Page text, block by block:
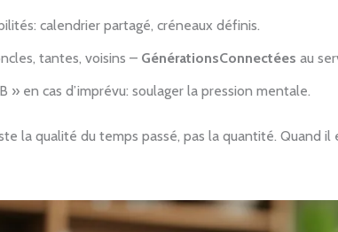
calendrier partagé, créneaux définis.
tantes, voisins – GénérationsConnectées au
» en cas d’imprévu: soulager la pression mentale.
la qualité du temps passé, pas la quantité.